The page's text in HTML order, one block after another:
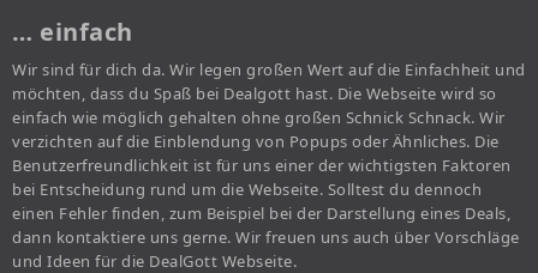
… einfach
Wir sind für dich da. Wir legen großen Wert auf die Einfachheit und
möchten, dass du Spaß bei Dealgott hast. Die Webseite wird so
einfach wie möglich gehalten ohne großen Schnick Schnack. Wir
verzichten auf die Einblendung von Popups oder Ähnliches. Die
Benutzerfreundlichkeit ist für uns einer der wichtigsten Faktoren
bei Entscheidung rund um die Webseite. Solltest du dennoch
einen Fehler finden, zum Beispiel bei der Darstellung eines Deals,
dann kontaktiere uns gerne. Wir freuen uns auch über Vorschläge
und Ideen für die DealGott Webseite.